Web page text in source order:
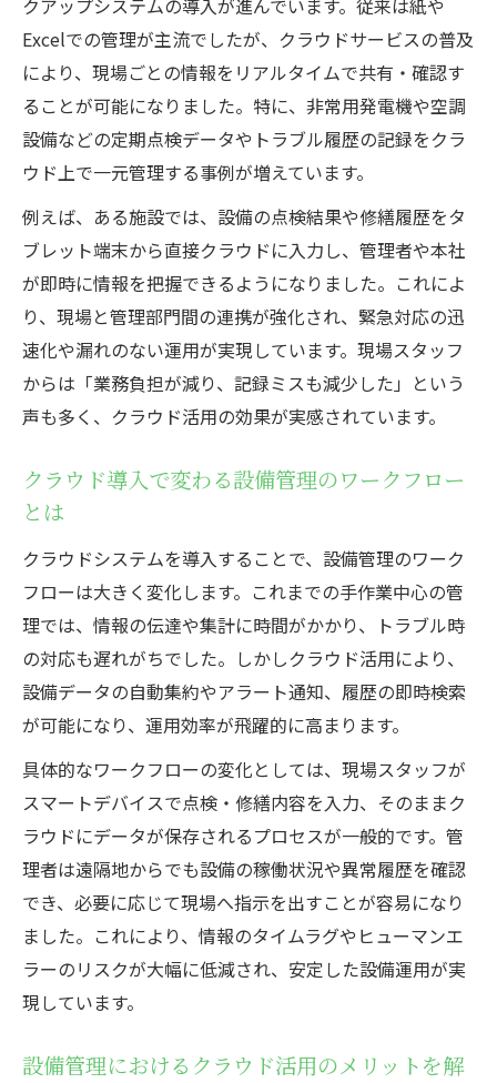
Excelでの管理が主流でしたが、クラウドサービスの普及
により、現場ごとの情報をリアルタイムで共有・確認す
ることが可能になりました。特に、非常用発電機や空調
設備などの定期点検データやトラブル履歴の記録をクラ
ウド上で一元管理する事例が増えています。
例えば、ある施設では、設備の点検結果や修繕履歴をタ
ブレット端末から直接クラウドに入力し、管理者や本社
が即時に情報を把握できるようになりました。これによ
り、現場と管理部門間の連携が強化され、緊急対応の迅
速化や漏れのない運用が実現しています。現場スタッフ
からは「業務負担が減り、記録ミスも減少した」という
声も多く、クラウド活用の効果が実感されています。
クラウド導入で変わる設備管理のワークフロー
とは
クラウドシステムを導入することで、設備管理のワーク
フローは大きく変化します。これまでの手作業中心の管
理では、情報の伝達や集計に時間がかかり、トラブル時
の対応も遅れがちでした。しかしクラウド活用により、
設備データの自動集約やアラート通知、履歴の即時検索
が可能になり、運用効率が飛躍的に高まります。
具体的なワークフローの変化としては、現場スタッフが
スマートデバイスで点検・修繕内容を入力、そのままク
ラウドにデータが保存されるプロセスが一般的です。管
理者は遠隔地からでも設備の稼働状況や異常履歴を確認
でき、必要に応じて現場へ指示を出すことが容易になり
ました。これにより、情報のタイムラグやヒューマンエ
ラーのリスクが大幅に低減され、安定した設備運用が実
現しています。
設備管理におけるクラウド活用のメリットを解